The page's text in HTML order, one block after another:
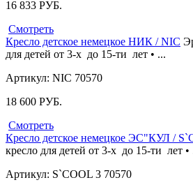
16 833 РУБ.
Смотреть
Кресло детское немецкое НИК / NIC
для детей от 3-х до 15-ти лет • ...
Артикул: NIC 70570
18 600 РУБ.
Смотреть
Кресло детское немецкое ЭС"КУЛ /
кресло для детей от 3-х до 15-ти лет •
Артикул: S`COOL 3 70570